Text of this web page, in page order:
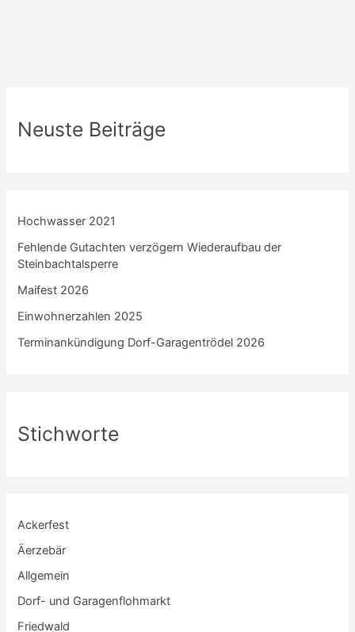
Neuste Beiträge
Hochwasser 2021
Fehlende Gutachten verzögern Wiederaufbau der
Steinbachtalsperre
Maifest 2026
Einwohnerzahlen 2025
Terminankündigung Dorf-Garagentrödel 2026
Stichworte
Ackerfest
Äerzebär
Allgemein
Dorf- und Garagenflohmarkt
Friedwald